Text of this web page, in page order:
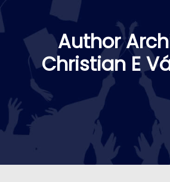
Author
Christian E